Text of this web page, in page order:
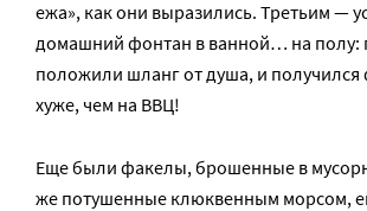
ежа», как они выразились. Третьим —
домашний фонтан в ванной… на полу:
положили шланг от душа, и получился
хуже, чем на ВВЦ!
Еще были факелы, брошенные в
же потушенные клюквенным морсом,